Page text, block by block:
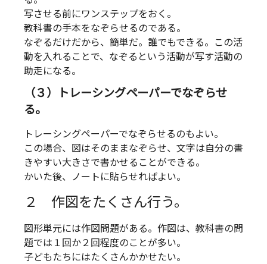
写させる前にワンステップをおく。
教科書の手本をなぞらせるのである。
なぞるだけだから、簡単だ。誰でもできる。この活
動を入れることで、なぞるという活動が写す活動の
助走になる。
（３）トレーシングペーパーでなぞらせ
る。
トレーシングペーパーでなぞらせるのもよい。
この場合、図はそのままなぞらせ、文字は自分の書
きやすい大きさで書かせることができる。
かいた後、ノートに貼らせればよい。
２ 作図をたくさん行う。
図形単元には作図問題がある。作図は、教科書の問
題では１回か２回程度のことが多い。
子どもたちにはたくさんかかせたい。